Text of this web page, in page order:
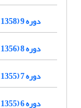
دوره 9 (1358)
دوره 8 (1356)
دوره 7 (1355)
دوره 6 (1355)